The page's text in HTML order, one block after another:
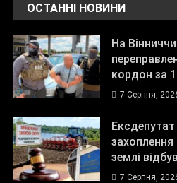
ОСТАННІ НОВИНИ
На
кордон за
7 Серпня,
захоплення
землі
7 Серпня,